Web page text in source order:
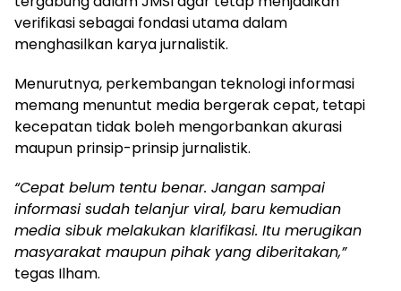
verifikasi sebagai fondasi utama dalam
menghasilkan karya jurnalistik.
Menurutnya, perkembangan teknologi informasi
memang menuntut media bergerak cepat, tetapi
kecepatan tidak boleh mengorbankan akurasi
maupun prinsip-prinsip jurnalistik.
“Cepat belum tentu benar. Jangan sampai
informasi sudah telanjur viral, baru kemudian
media sibuk melakukan klarifikasi. Itu merugikan
masyarakat maupun pihak yang diberitakan,”
tegas Ilham.